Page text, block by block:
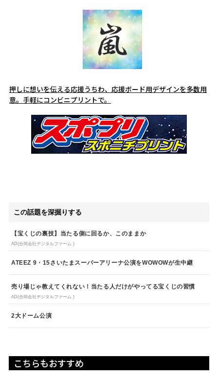
押しに想いを伝える応援うちわ、応援ボード用デザインを多数用
意。手軽にコンビニプリントで。
この話題を深掘りする
【宝くじの裏技】当たる側に回るか、このままか
AD(合同会社デジタルファーム )
ATEEZ 9・15さいたまスーパーアリーナ公演をWOWOWが生中継
売り場じゃ教えてくれない！当たる人だけがやってる宝くじの習慣
AD(合同会社デジタルファーム )
2大ドーム公演
こちらもおすすめ